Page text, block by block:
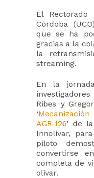
El
Córdoba
que se ha
gracias a la
la
streaming.
En la
Ribes y
‘
AGR-126’ de
Innolivar,
piloto
convertirse
completa de
olivar.